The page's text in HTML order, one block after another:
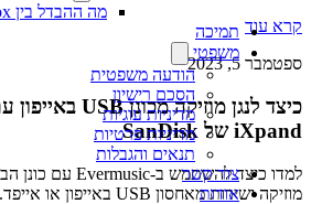
מה ההבדל בין Flacbox ל-Flacbox Premium?
תמיכה
משפטי
הודעה משפטית
הסכם רישיון
מדיניות עוגיות
מדיניות פרטיות
תנאים והגבלות
צור קשר
אודות
קרא עוד
ספטמבר 5, 2023
iXpand של SanDisk
מוזיקה ישירות מאחסון USB באייפון או אייפד.